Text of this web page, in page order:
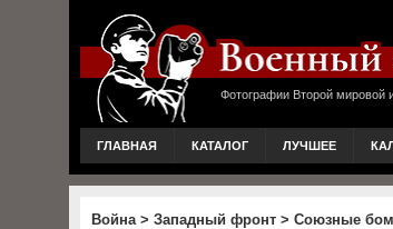
Фотографии Второй мировой
ГЛАВНАЯ КАТАЛОГ ЛУЧШЕЕ
Война> Западный фронт > Союзные